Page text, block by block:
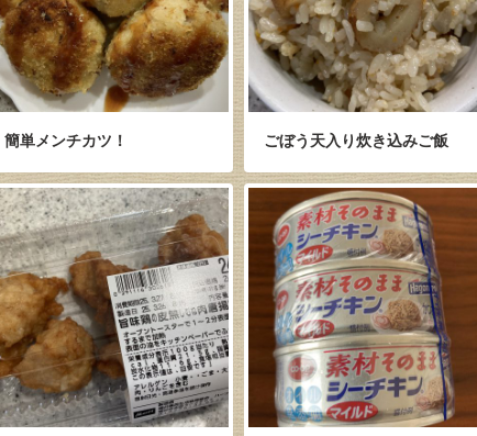
簡単メンチカツ！ ごぼう天入り炊き込みご飯